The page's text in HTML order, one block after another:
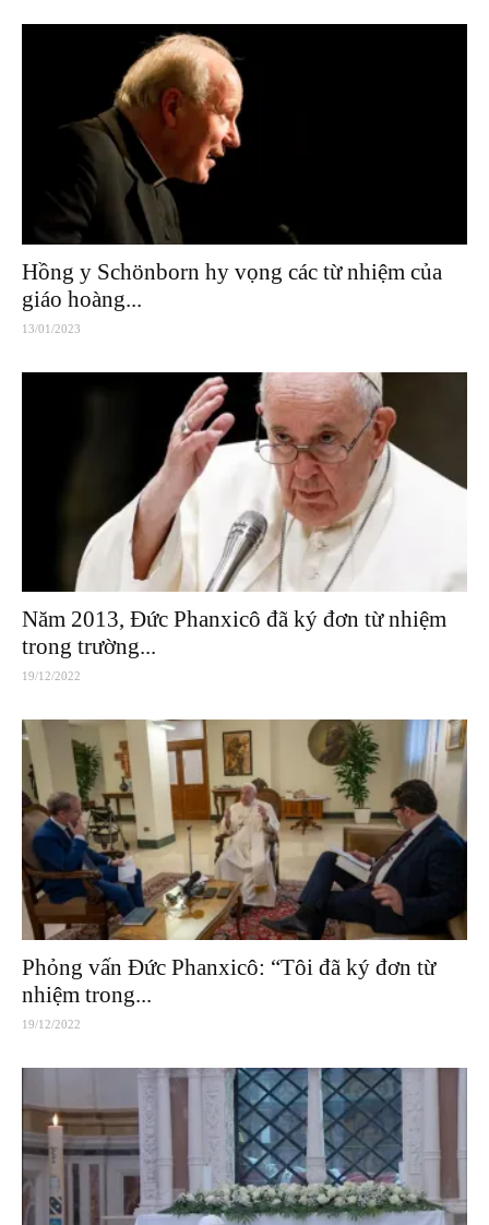
Hồng y Schönborn hy vọng các từ nhiệm của
giáo hoàng...
13/01/2023
Năm 2013, Đức Phanxicô đã ký đơn từ nhiệm
trong trường...
19/12/2022
Phỏng vấn Đức Phanxicô: “Tôi đã ký đơn từ
nhiệm trong...
19/12/2022